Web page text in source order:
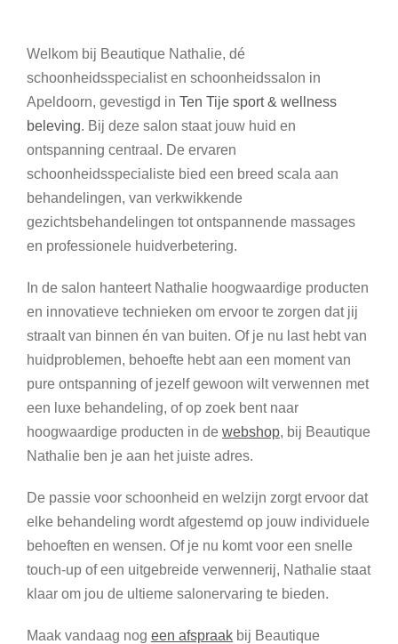
Welkom bij Beautique Nathalie, dé
schoonheidsspecialist en schoonheidssalon in
Apeldoorn, gevestigd in Ten Tije sport & wellness
beleving. Bij deze salon staat jouw huid en
ontspanning centraal. De ervaren
schoonheidsspecialiste bied een breed scala aan
behandelingen, van verkwikkende
gezichtsbehandelingen tot ontspannende massages
en professionele huidverbetering.
In de salon hanteert Nathalie hoogwaardige producten
en innovatieve technieken om ervoor te zorgen dat jij
straalt van binnen én van buiten. Of je nu last hebt van
huidproblemen, behoefte hebt aan een moment van
pure ontspanning of jezelf gewoon wilt verwennen met
een luxe behandeling, of op zoek bent naar
hoogwaardige producten in de webshop, bij Beautique
Nathalie ben je aan het juiste adres.
De passie voor schoonheid en welzijn zorgt ervoor dat
elke behandeling wordt afgestemd op jouw individuele
behoeften en wensen. Of je nu komt voor een snelle
touch-up of een uitgebreide verwennerij, Nathalie staat
klaar om jou de ultieme salonervaring te bieden.
Maak vandaag nog een afspraak bij Beautique